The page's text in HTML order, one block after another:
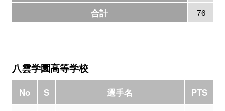
合計 76
八雲学園高等学校
No S 選手名 PTS